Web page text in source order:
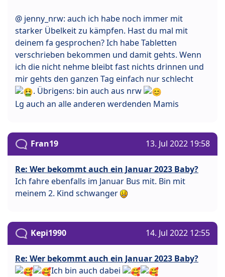
@ jenny_nrw: auch ich habe noch immer mit
starker Übelkeit zu kämpfen. Hast du mal mit
deinem fa gesprochen? Ich habe Tabletten
verschrieben bekommen und damit gehts. Wenn
ich die nicht nehme bleibt fast nichts drinnen und
mir gehts den ganzen Tag einfach nur schlecht
. Übrigens: bin auch aus nrw
Lg auch an alle anderen werdenden Mamis
Fran19 13. Jul 2022 19:58
Re: Wer bekommt auch ein Januar 2023 Baby?
Ich fahre ebenfalls im Januar Bus mit. Bin mit
meinem 2. Kind schwanger
Kepi1990 14. Jul 2022 12:55
Re: Wer bekommt auch ein Januar 2023 Baby?
Ich bin auch dabei